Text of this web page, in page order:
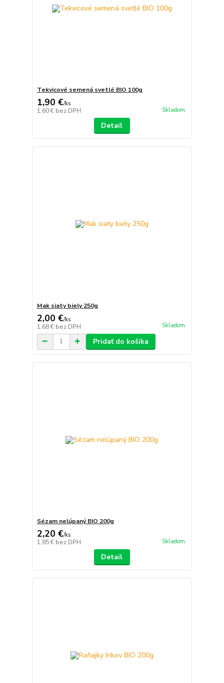
Tekvicové semená svetlé BIO 100g
1,90 €/ks
1,60 € bez DPH Skladom
Detail
Mak siaty biely 250g
2,00 €/ks
1,68 € bez DPH Skladom
Pridať do košíka
Sézam nelúpaný BIO 200g
2,20 €/ks
1,85 € bez DPH Skladom
Detail